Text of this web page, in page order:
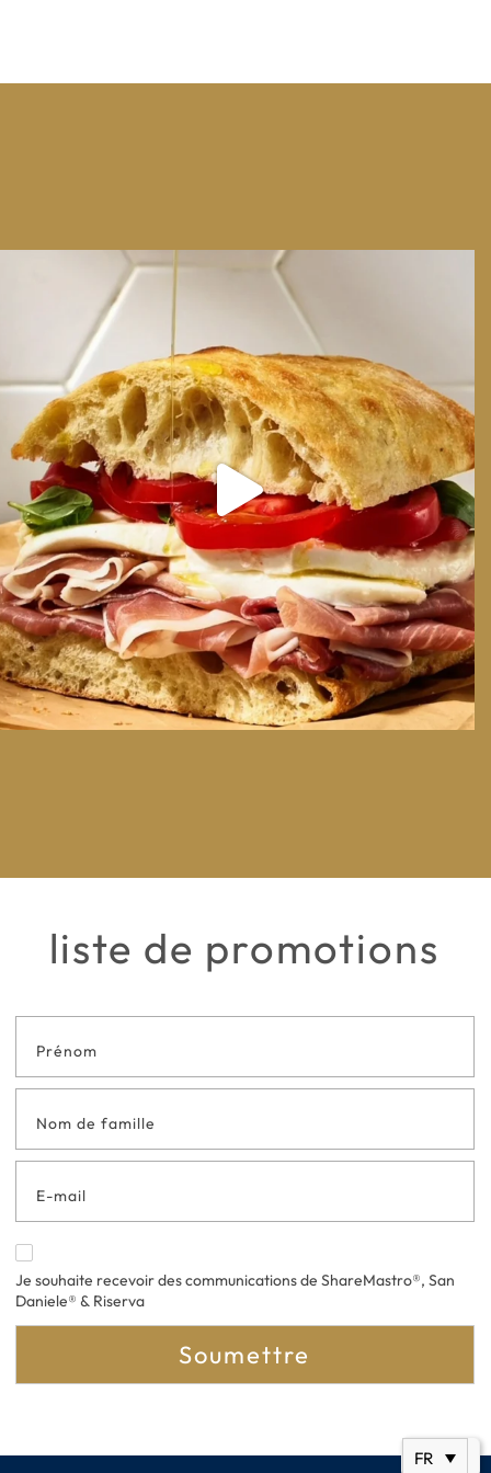
We can have Euro summer, right here at home
14 0
liste de promotions
de contact
en bas de
page
Je souhaite recevoir des communications de ShareMastro®, San
Daniele® & Riserva
Soumettre
FR